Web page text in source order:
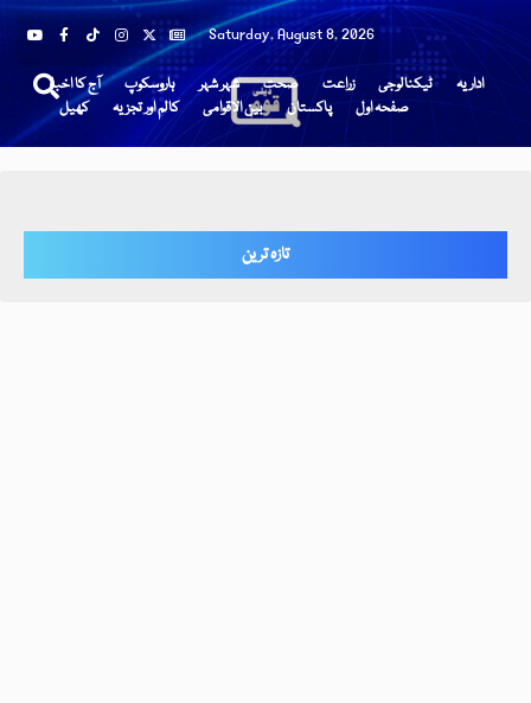
Saturday, August 8, 2026
آج کا اخبار ہاروسکوپ شہر شہر صحت زراعت ٹیکنالوجی
اداریہ
کھیل
کالم اور تجزیہ بین الاقوامی پاکستان صفحہ اول
تازہ ترین